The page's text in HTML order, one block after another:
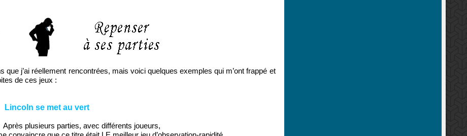
j’ai réellement rencontrées, mais voici quelques exemples qui m’ont frappé et
de ces jeux :
Lincoln se met au vert
Après plusieurs parties, avec différents joueurs,